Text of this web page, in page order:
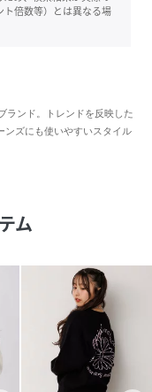
ト倍数等）とは異なる場
ランド。トレンドを反映した
ンズにも使いやすいスタイル
ム